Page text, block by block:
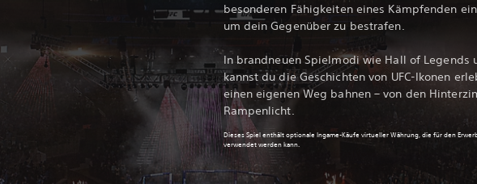
besonderen Fähigkeiten eines Kämpfenden
um dein Gegenüber zu bestrafen.
In brandneuen Spielmodi wie Hall of Legends
kannst du die Geschichten von UFC-Ikonen
einen eigenen Weg bahnen – von den
Rampenlicht.
Dieses Spiel enthält optionale Ingame-Käufe virtueller Währung, die für den
verwendet werden kann.